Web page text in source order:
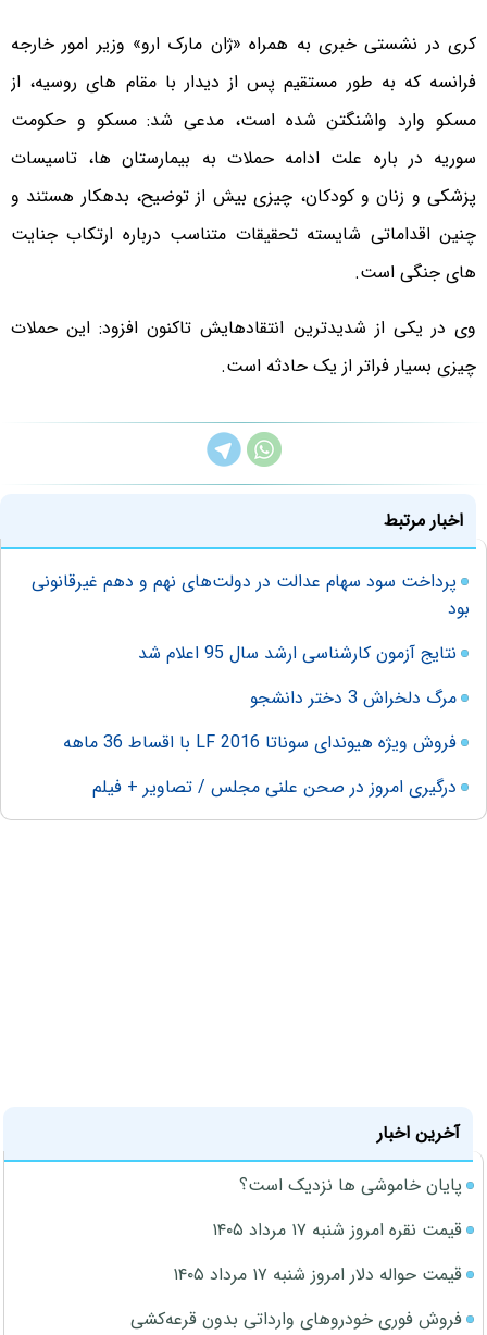
کری در نشستی خبری به همراه ‍«ژان مارک ارو» وزیر امور خارجه
فرانسه که به طور مستقیم پس از دیدار با مقام های روسیه، از
مسکو وارد واشنگتن شده است، مدعی شد: مسکو و حکومت
سوریه در باره علت ادامه حملات به بیمارستان ها، تاسیسات
پزشکی و زنان و کودکان، چیزی بیش از توضیح، بدهکار هستند و
چنین اقداماتی شایسته تحقیقات متناسب درباره ارتکاب جنایت
های جنگی است.
وی در یکی از شدیدترین انتقادهایش تاکنون افزود: این حملات
چیزی بسیار فراتر از یک حادثه است.
اخبار مرتبط
پرداخت سود سهام عدالت در دولت‌های نهم و دهم غیرقانونی
بود
نتایج آزمون کارشناسی ارشد سال 95 اعلام شد
مرگ دلخراش 3 دختر دانشجو
فروش ویژه هیوندای سوناتا 2016 LF با اقساط 36 ماهه
درگیری امروز در صحن علنی مجلس / تصاویر + فیلم
آخرین اخبار
پایان خاموشی ها نزدیک است؟
قیمت نقره امروز شنبه ۱۷ مرداد ۱۴۰۵
قیمت حواله دلار امروز شنبه ۱۷ مرداد ۱۴۰۵
فروش فوری خودروهای وارداتی بدون قرعه‌کشی